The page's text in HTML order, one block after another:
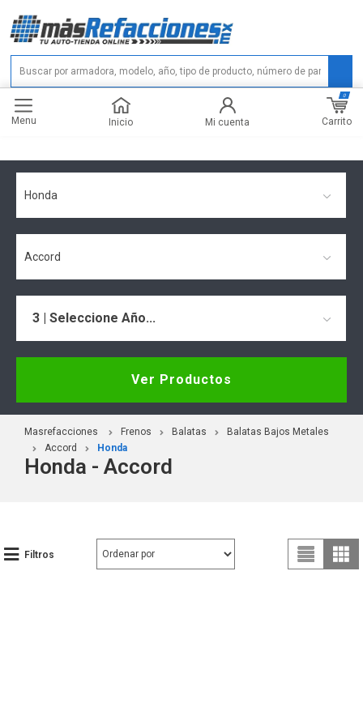
Menu Inicio Mi cuenta Carrito
0
Honda
Accord
3 | Seleccione Año...
Ver Productos
Masrefacciones Frenos Balatas
Balatas Bajos Metales
Accord
Honda
Honda - Accord
Filtros